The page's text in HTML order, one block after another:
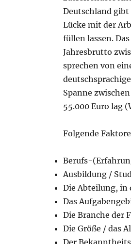
Deutschland
Lücke mit der
füllen lassen.
Jahresbrutto
sprechen von
Spanne
55.000 Euro lag
Folgende
Berufs-
Ausbildung /
Die Abteilung, in
Das
Die Branche der
Die Größe / das
Der